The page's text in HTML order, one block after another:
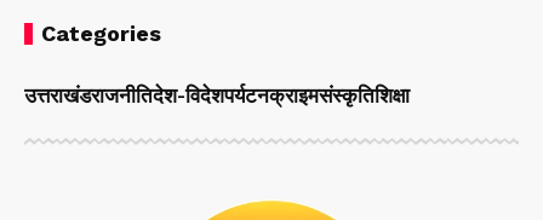
Categories
उत्तराखंडराजनीतिदेश-विदेशपर्यटनक्राइमसंस्कृतिशिक्षा